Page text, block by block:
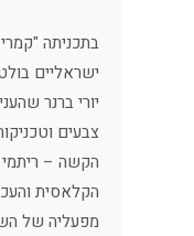
בתכניתה
ישראליים
צבעים
הקלאסית
מפעליה של